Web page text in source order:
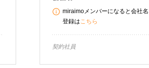
miraimoメンバーになると会社
登録はこちら
契約社員